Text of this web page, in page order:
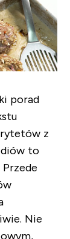
porad
z
to
Nie